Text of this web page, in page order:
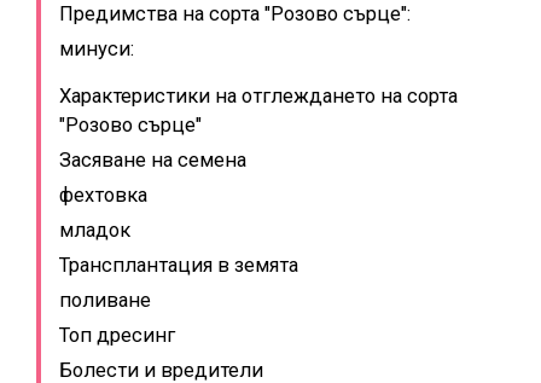
Предимства на сорта "Розово сърце":
минуси:
Характеристики на отглеждането на сорта
"Розово сърце"
Засяване на семена
фехтовка
младок
Трансплантация в земята
поливане
Топ дресинг
Болести и вредители